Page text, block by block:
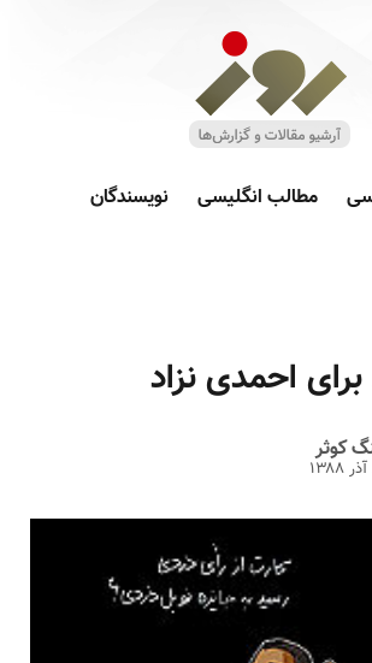
مطالب انگلیسی نویسندگان
احمدی نزاد
کوثر